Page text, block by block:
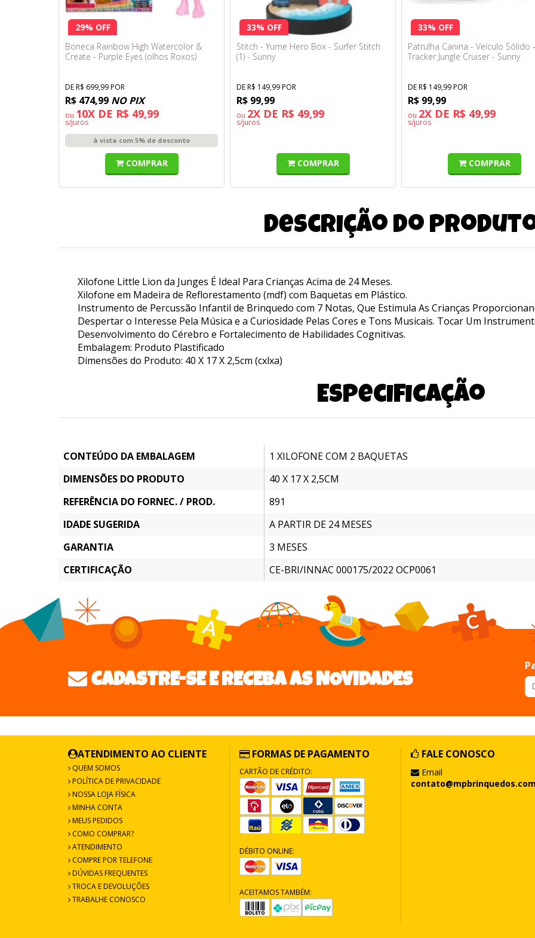
29% OFF
Boneca Rainbow High Watercolor &
Create - Purple Eyes (olhos Roxos)
DE R$ 699,99 POR
R$ 474,99 NO PIX
ou 10X DE R$ 49,99
s/juros
à vista com 5% de desconto
COMPRAR
33% OFF
Stitch - Yume Hero Box - Surfer Stitch
(1) - Sunny
DE R$ 149,99 POR
R$ 99,99
ou 2X DE R$ 49,99
s/juros
COMPRAR
33% OFF
Patrulha Canina - Veículo Sólido -
Tracker Jungle Cruiser - Sunny
DE R$ 149,99 POR
R$ 99,99
ou 2X DE R$ 49,99
s/juros
COMPRAR
Descrição do
Xilofone Little Lion da Junges É Ideal Para Crianças Acima de 24 Meses.
Xilofone em Madeira de Reflorestamento (mdf) com Baquetas em Plástico.
Instrumento de Percussão Infantil de Brinquedo com 7 Notas, Que Estimula As Crianças
Despertar o Interesse Pela Música e a Curiosidade Pelas Cores e Tons Musicais. Tocar Um
Desenvolvimento do Cérebro e Fortalecimento de Habilidades Cognitivas.
Embalagem: Produto Plastificado
Dimensões do Produto: 40 X 17 X 2,5cm (cxlxa)
Especificação
CONTEÚDO DA EMBALAGEM
1 XILOFONE COM 2 BAQUETAS
DIMENSÕES DO PRODUTO
40 X 17 X 2,5CM
REFERÊNCIA DO FORNEC. / PROD.
891
IDADE SUGERIDA
A PARTIR DE 24 MESES
GARANTIA
3 MESES
CERTIFICAÇÃO
CE-BRI/INNAC 000175/2022 OCP0061
CADASTRE-SE E RECEBA AS NOVIDADES
ATENDIMENTO AO CLIENTE
QUEM SOMOS
POLÍTICA DE PRIVACIDADE
NOSSA LOJA FÍSICA
MINHA CONTA
MEUS PEDIDOS
COMO COMPRAR?
ATENDIMENTO
COMPRE POR TELEFONE
DÚVIDAS FREQUENTES
TROCA E DEVOLUÇÕES
TRABALHE CONOSCO
FORMAS DE PAGAMENTO
CARTÃO DE CRÉDITO:
DÉBITO ONLINE:
ACEITAMOS TAMBÉM:
FALE CONOSCO
Email